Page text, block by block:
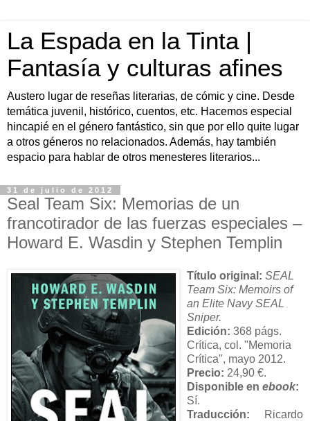
La Espada en la Tinta |
Fantasía y culturas afines
Austero lugar de reseñas literarias, de cómic y cine. Desde
temática juvenil, histórico, cuentos, etc. Hacemos especial
hincapié en el género fantástico, sin que por ello quite lugar
a otros géneros no relacionados. Además, hay también
espacio para hablar de otros menesteres literarios...
31 de julio de 2012
Seal Team Six: Memorias de un
francotirador de las fuerzas especiales –
Howard E. Wasdin y Stephen Templin
Título original: SEAL
Team Six: Memoirs of
an Elite Navy SEAL
Sniper.
Edición: 368 págs.
Crítica, col. "Memoria
Crítica", mayo 2012.
Precio: 24,90 €.
Disponible en ebook:
Sí.
Traducción: Ricardo